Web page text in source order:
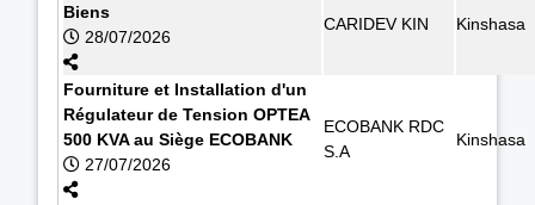
Biens
28/07/2026
CARIDEV KIN Kinshasa
Fourniture et Installation d'un
Régulateur de Tension OPTEA
500 KVA au Siège ECOBANK
27/07/2026
ECOBANK RDC
S.A
Kinshasa